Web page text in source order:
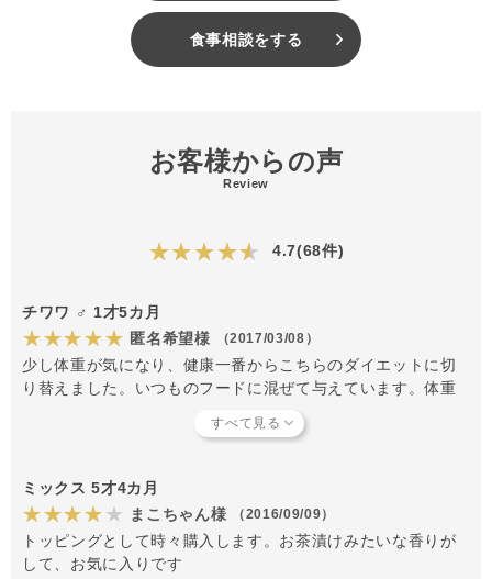
食事相談をする
お客様からの声
Review
★★★★★ 4.7(68件)
チワワ ♂ 1才5カ月
★★★★★ 匿名希望様 （2017/03/08）
少し体重が気になり、健康一番からこちらのダイエットに切
り替えました。いつものフードに混ぜて与えています。体重
好きでしたが、このダイエットも喜んで食べてくれます。野
ミックス 5才4カ月
★★★★★ まこちゃん様 （2016/09/09）
トッピングとして時々購入します。お茶漬けみたいな香りが
して、お気に入りです